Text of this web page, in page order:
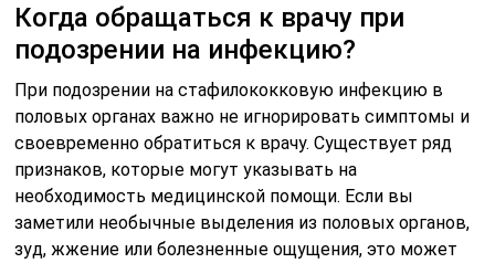
Когда обращаться к врачу при
подозрении на инфекцию?
При подозрении на стафилококковую инфекцию в
половых органах важно не игнорировать симптомы и
своевременно обратиться к врачу. Существует ряд
признаков, которые могут указывать на
необходимость медицинской помощи. Если вы
заметили необычные выделения из половых органов,
зуд, жжение или болезненные ощущения, это может